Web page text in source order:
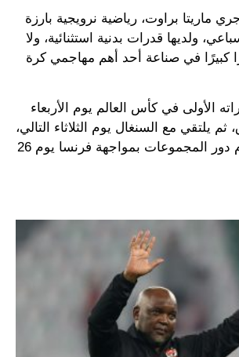
ماريتا براوت، رياضية نرويجية بارزة
ولديها قدرات بدنية استثنائية، ولا
كبيرًا في صناعة أحد أهم مهاجمي كرة
الأولى في كأس العالم يوم الأربعاء
ثم يلتقي مع السنغال يوم الثلاثاء التالي،
على أن يكون ختام دور المجموعات بمواجهة فرنسا يوم 26